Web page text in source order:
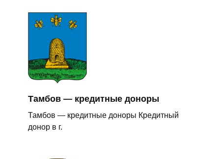
Тамбов — кредитные доноры
Тамбов — кредитные доноры Кредитный
донор в г.